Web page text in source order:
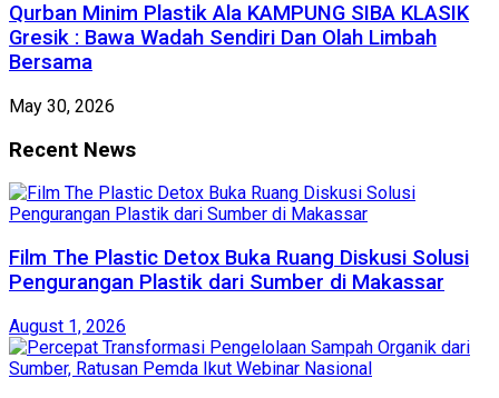
Qurban Minim Plastik Ala KAMPUNG SIBA KLASIK
Gresik : Bawa Wadah Sendiri Dan Olah Limbah
Bersama
May 30, 2026
Recent News
Film The Plastic Detox Buka Ruang Diskusi Solusi
Pengurangan Plastik dari Sumber di Makassar
August 1, 2026